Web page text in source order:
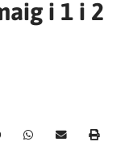
i 1 i 2